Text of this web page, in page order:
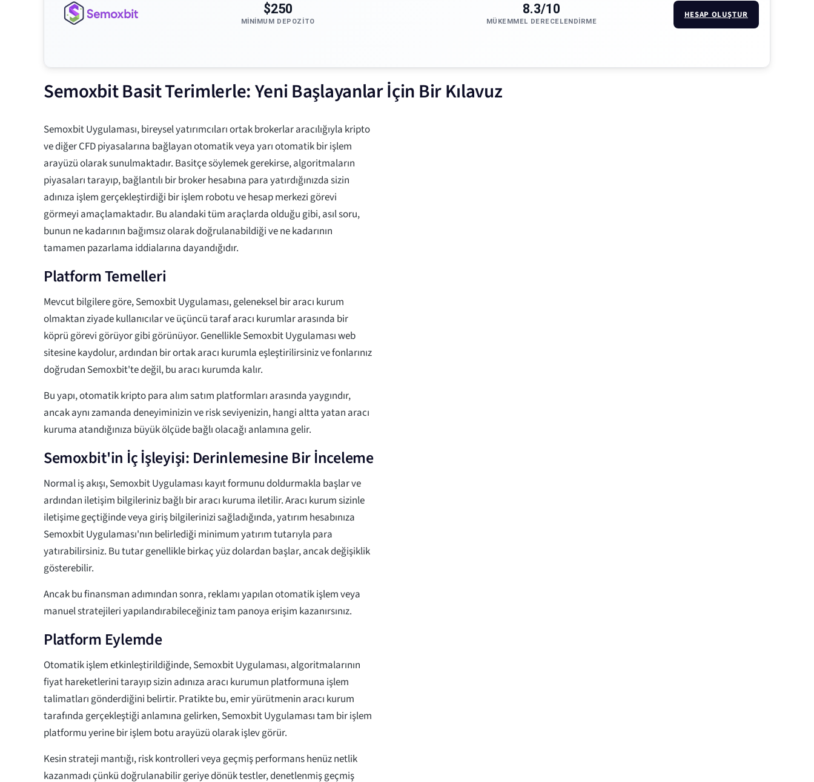
$250
MINIMUM DEPOZITO
8.3/10
MÜKEMMEL DERECELENDIRME
HESAP OLUŞTUR
Semoxbit Basit Terimlerle: Yeni Başlayanlar İçin Bir Kılavuz
Semoxbit Uygulaması, bireysel yatırımcıları ortak brokerlar aracılığıyla kripto
ve diğer CFD piyasalarına bağlayan otomatik veya yarı otomatik bir işlem
arayüzü olarak sunulmaktadır. Basitçe söylemek gerekirse, algoritmaların
piyasaları tarayıp, bağlantılı bir broker hesabına para yatırdığınızda sizin
adınıza işlem gerçekleştirdiği bir işlem robotu ve hesap merkezi görevi
görmeyi amaçlamaktadır. Bu alandaki tüm araçlarda olduğu gibi, asıl soru,
bunun ne kadarının bağımsız olarak doğrulanabildiği ve ne kadarının
tamamen pazarlama iddialarına dayandığıdır.
Platform Temelleri
Mevcut bilgilere göre, Semoxbit Uygulaması, geleneksel bir aracı kurum
olmaktan ziyade kullanıcılar ve üçüncü taraf aracı kurumlar arasında bir
köprü görevi görüyor gibi görünüyor. Genellikle Semoxbit Uygulaması web
sitesine kaydolur, ardından bir ortak aracı kurumla eşleştirilirsiniz ve fonlarınız
doğrudan Semoxbit'te değil, bu aracı kurumda kalır.
Bu yapı, otomatik kripto para alım satım platformları arasında yaygındır,
ancak aynı zamanda deneyiminizin ve risk seviyenizin, hangi altta yatan aracı
kuruma atandığınıza büyük ölçüde bağlı olacağı anlamına gelir.
Semoxbit'in İç İşleyişi: Derinlemesine Bir İnceleme
Normal iş akışı, Semoxbit Uygulaması kayıt formunu doldurmakla başlar ve
ardından iletişim bilgileriniz bağlı bir aracı kuruma iletilir. Aracı kurum sizinle
iletişime geçtiğinde veya giriş bilgilerinizi sağladığında, yatırım hesabınıza
Semoxbit Uygulaması'nın belirlediği minimum yatırım tutarıyla para
yatırabilirsiniz. Bu tutar genellikle birkaç yüz dolardan başlar, ancak değişiklik
gösterebilir.
Ancak bu finansman adımından sonra, reklamı yapılan otomatik işlem veya
manuel stratejileri yapılandırabileceğiniz tam panoya erişim kazanırsınız.
Platform Eylemde
Otomatik işlem etkinleştirildiğinde, Semoxbit Uygulaması, algoritmalarının
fiyat hareketlerini tarayıp sizin adınıza aracı kurumun platformuna işlem
talimatları gönderdiğini belirtir. Pratikte bu, emir yürütmenin aracı kurum
tarafında gerçekleştiği anlamına gelirken, Semoxbit Uygulaması tam bir işlem
platformu yerine bir işlem botu arayüzü olarak işlev görür.
Kesin strateji mantığı, risk kontrolleri veya geçmiş performans henüz netlik
kazanmadı çünkü doğrulanabilir geriye dönük testler, denetlenmiş geçmiş